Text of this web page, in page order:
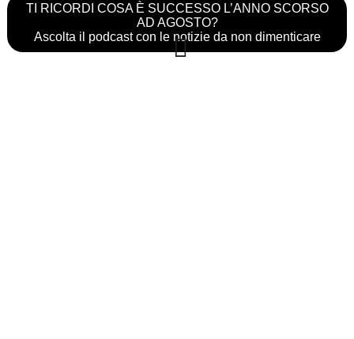
TI RICORDI COSA È SUCCESSO L’ANNO SCORSO
AD AGOSTO?
Ascolta il podcast con le notizie da non dimenticare